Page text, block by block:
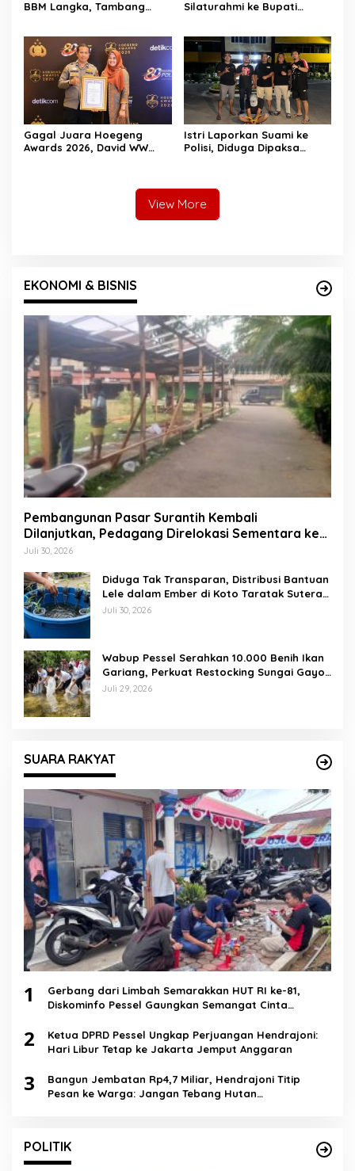
BBM Langka, Tambang
Kejahatan”
Silaturahmi ke Bupati
Bersinergi
Gagal Juara Hoegeng
Awards 2026, David WW
Istri Laporkan Suami ke
Polisi, Diduga Dipaksa
View More
EKONOMI & BISNIS
Pembangunan Pasar Surantih Kembali
Dilanjutkan, Pedagang Direlokasi Sementara ke
Lapangan Gadih Basanai
Juli 30, 2026
Diduga Tak Transparan, Distribusi Bantuan
Lele dalam Ember di Koto Taratak Sutera
Tuai Sorotan Warga
Juli 30, 2026
Wabup Pessel Serahkan 10.000 Benih Ikan
Gariang, Perkuat Restocking Sungai Gayo
demi Kelestarian Perairan
Juli 29, 2026
SUARA RAKYAT
1
Gerbang dari Limbah Semarakkan HUT RI ke-81,
Diskominfo Pessel Gaungkan Semangat Cinta
2
Ketua DPRD Pessel Ungkap Perjuangan Hendrajoni:
Hari Libur Tetap ke Jakarta Jemput Anggaran
3
Bangun Jembatan Rp4,7 Miliar, Hendrajoni Titip
Pesan ke Warga: Jangan Tebang Hutan
POLITIK